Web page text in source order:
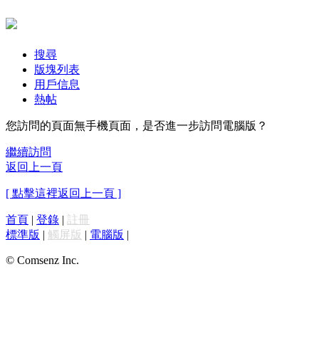
搜尋
版塊列表
用戶信息
熱帖
您訪問的頁面無手機頁面，是否進一步訪問電腦版？
繼續訪問
返回上一頁
[ 點擊這裡返回上一頁 ]
首頁 | 登錄 | 註冊
標準版 | 觸屏版 | 電腦版 |
© Comsenz Inc.